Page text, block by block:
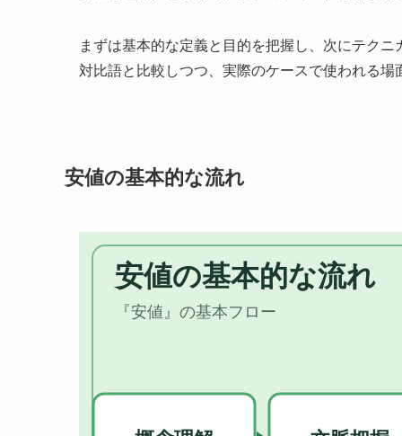
まずは基本的な定義と目的を把握し、次にテク
対比語と比較しつつ、実際のケースで使われる
安値の基本的な流れ